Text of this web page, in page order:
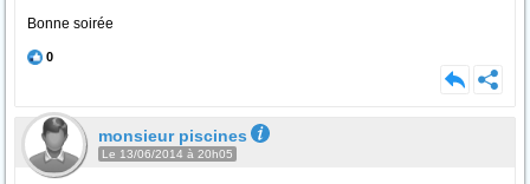
Bonne soirée
0
monsieur piscines
Le 13/06/2014 à 20h05